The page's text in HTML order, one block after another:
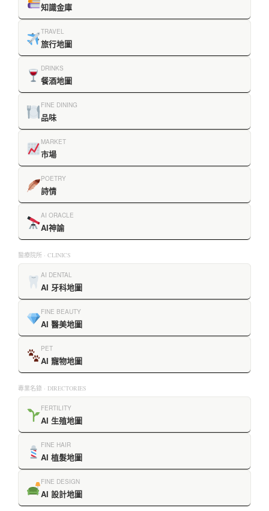
知識金庫
TRAVEL
旅行地圖
DRINKS
餐酒地圖
FINE DINING
品味
MARKET
市場
POETRY
詩情
AI ORACLE
AI神諭
醫療院所 · CLINICS
AI DENTAL
AI 牙科地圖
FINE BEAUTY
AI 醫美地圖
PET
AI 寵物地圖
專業名錄 · DIRECTORIES
FERTILITY
AI 生殖地圖
FINE HAIR
AI 植髮地圖
FINE DESIGN
AI 設計地圖